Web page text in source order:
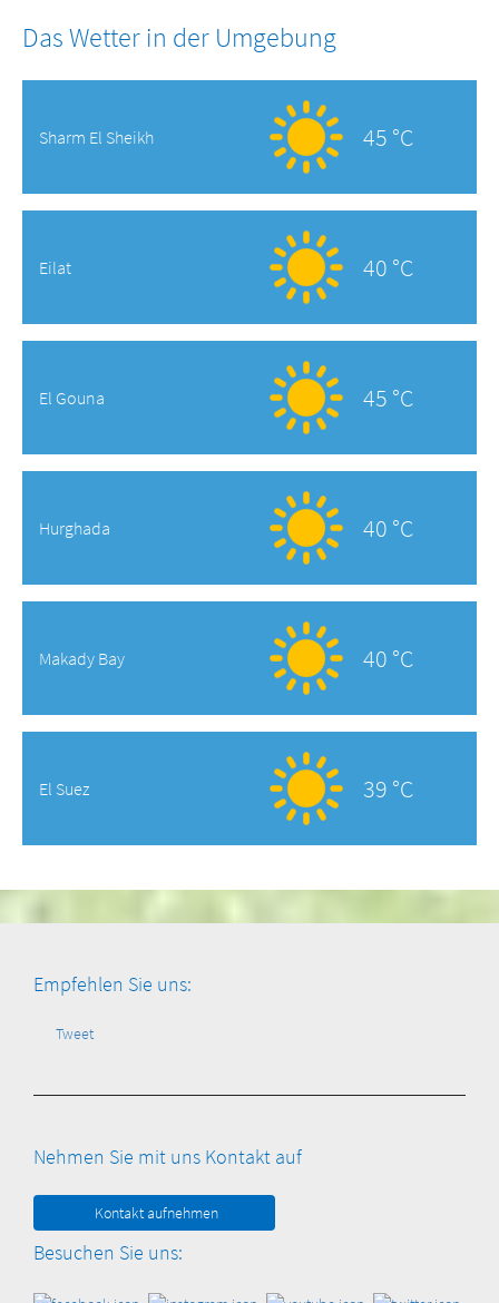
Das Wetter in der Umgebung
Sharm El Sheikh 45 °C
Eilat 40 °C
El Gouna 45 °C
Hurghada 40 °C
Makady Bay 40 °C
El Suez 39 °C
Empfehlen Sie uns:
Tweet
Nehmen Sie mit uns Kontakt auf
Kontakt aufnehmen
Besuchen Sie uns: